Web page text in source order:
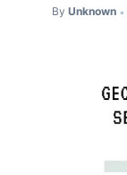
By Unknown •